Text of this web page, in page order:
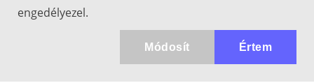
engedélyezel.
Értem
Módosít